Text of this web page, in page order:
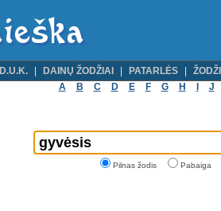
D.U.K. DAINŲ ŽODŽIAI PATARLĖS
A
B C D E F G H J
Pilnas žodis Pabaiga